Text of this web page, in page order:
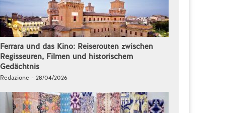
Ferrara und das Kino: Reiserouten zwischen
Regisseuren, Filmen und historischem
Gedächtnis
Redazione - 28/04/2026